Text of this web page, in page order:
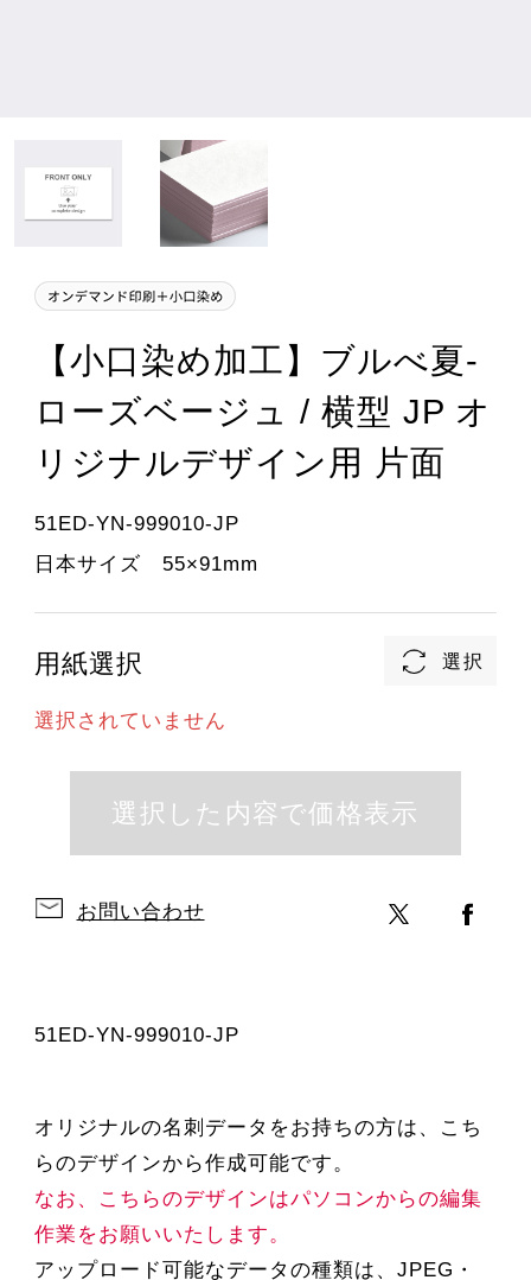
【小口染め加工】ブルべ夏-
ローズベージュ / 横型 JP オ
リジナルデザイン用 片面
51ED-YN-999010-JP
日本サイズ 55×91mm
用紙選択
選択されていません
お問い合わせ
51ED-YN-999010-JP
オリジナルの名刺データをお持ちの方は、こち
らのデザインから作成可能です。
なお、こちらのデザインはパソコンからの編集
作業をお願いいたします。
アップロード可能なデータの種類は、JPEG・